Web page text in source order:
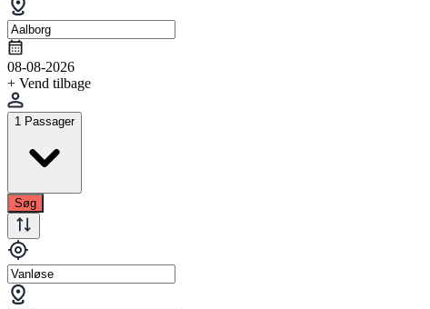
08-08-2026
+ Vend tilbage
1 Passager
Søg